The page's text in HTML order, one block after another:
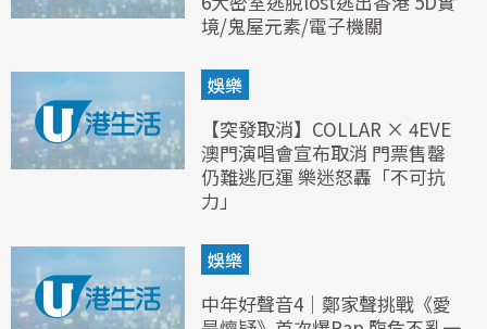
境/鬼屋元素/電子機關
娛樂
【突發取消】COLLAR × 4EVE
澳門演唱會宣布取消 門票售罄
仍難逃厄運 樂迷怒轟「不可抗
力」
娛樂
中年好聲音4｜鄭家聲挑戰《愛